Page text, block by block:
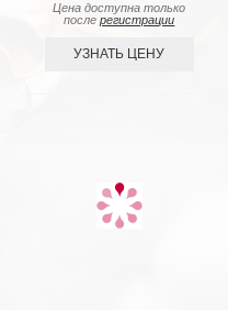
Цена доступна только
послерегистрации
УЗНАТЬ ЦЕНУ